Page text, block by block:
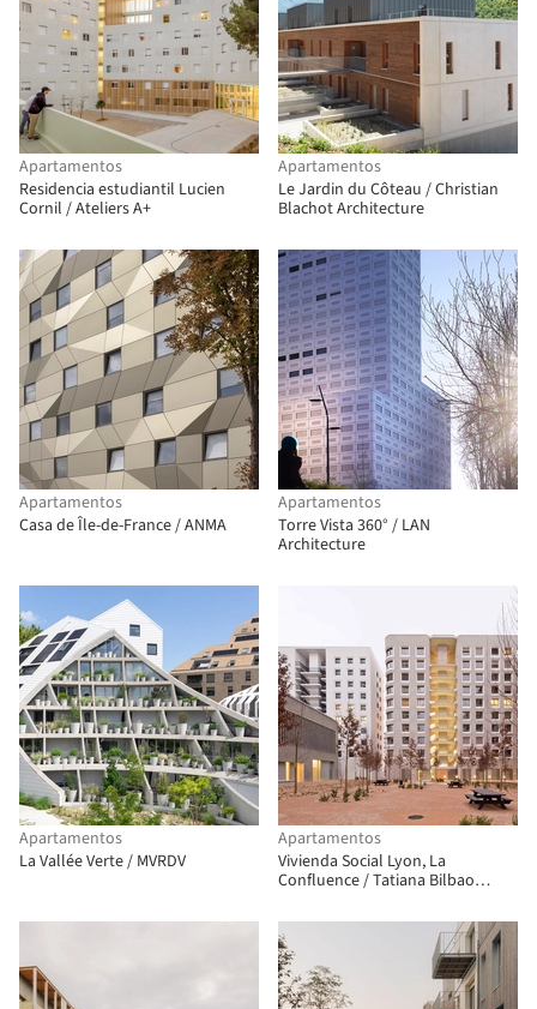
Apartamentos
Residencia estudiantil Lucien
Cornil / Ateliers A+
Apartamentos
Le Jardin du Côteau / Christian
Blachot Architecture
Apartamentos
Casa de Île-de-France / ANMA
Apartamentos
Torre Vista 360° / LAN
Architecture
Apartamentos
La Vallée Verte / MVRDV
Apartamentos
Vivienda Social Lyon, La
Confluence / Tatiana Bilbao